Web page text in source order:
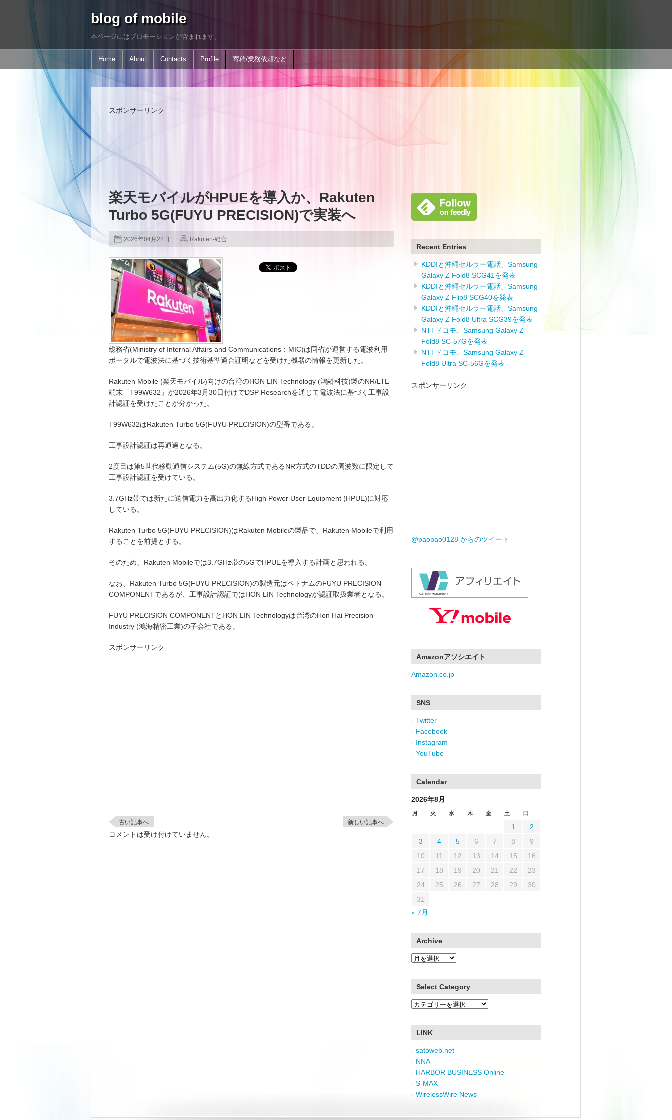
blog of mobile
本ページにはプロモーションが含まれます。
Home About Contacts Profile 寄稿/業務依頼など
スポンサーリンク
楽天モバイルがHPUEを導入か、Rakuten
Turbo 5G(FUYU PRECISION)で実装へ
2026年04月22日 Rakuten-総合
総務省(Ministry of Internal Affairs and Communications：MIC)は同省が運営する電波利用
ポータルで電波法に基づく技術基準適合証明などを受けた機器の情報を更新した。
Rakuten Mobile (楽天モバイル)向けの台湾のHON LIN Technology (鴻齢科技)製のNR/LTE
端末「T99W632」が2026年3月30日付けでDSP Researchを通じて電波法に基づく工事設
計認証を受けたことが分かった。
T99W632はRakuten Turbo 5G(FUYU PRECISION)の型番である。
工事設計認証は再通過となる。
2度目は第5世代移動通信システム(5G)の無線方式であるNR方式のTDDの周波数に限定して
工事設計認証を受けている。
3.7GHz帯では新たに送信電力を高出力化するHigh Power User Equipment (HPUE)に対応
している。
Rakuten Turbo 5G(FUYU PRECISION)はRakuten Mobileの製品で、Rakuten Mobileで利用
することを前提とする。
そのため、Rakuten Mobileでは3.7GHz帯の5GでHPUEを導入する計画と思われる。
なお、Rakuten Turbo 5G(FUYU PRECISION)の製造元はベトナムのFUYU PRECISION
COMPONENTであるが、工事設計認証ではHON LIN Technologyが認証取扱業者となる。
FUYU PRECISION COMPONENTとHON LIN Technologyは台湾のHon Hai Precision
Industry (鴻海精密工業)の子会社である。
スポンサーリンク
古い記事へ 新しい記事へ
コメントは受け付けていません。
Recent Entries
KDDIと沖縄セルラー電話、Samsung
Galaxy Z Fold8 SCG41を発表
KDDIと沖縄セルラー電話、Samsung
Galaxy Z Flip8 SCG40を発表
KDDIと沖縄セルラー電話、Samsung
Galaxy Z Fold8 Ultra SCG39を発表
NTTドコモ、Samsung Galaxy Z
Fold8 SC-57Gを発表
NTTドコモ、Samsung Galaxy Z
Fold8 Ultra SC-56Gを発表
スポンサーリンク
@paopao0128 からのツイート
Amazonアソシエイト
Amazon.co.jp
SNS
- Twitter
- Facebook
- Instagram
- YouTube
Calendar
2026年8月
月 火 水 木 金 土 日
1
2
3
4 5 6 7 8
9
10
11 12 13 14 15
16
17
18 19 20 21 22
23
24
25 26 27 28 29
30
31
« 7月
Archive
Archive
Select Category
Select
LINK
- satoweb.net
- NNA
- HARBOR BUSINESS Online
- S-MAX
- WirelessWire News